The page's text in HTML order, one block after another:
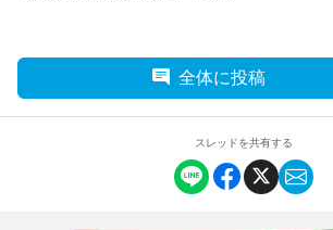
全体に投稿
スレッドを共有する